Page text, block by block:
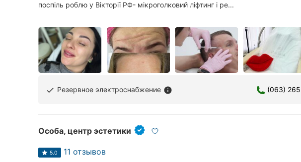
поспіль роблю у Вікторії РФ- мікроголковий ліфтинг і ре...
done Резервное электроснабжение info (063) 265
Особа, центр эстетики
5.0 11 отзывов